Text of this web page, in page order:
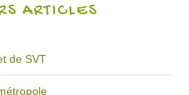
ARTICLES
de SVT